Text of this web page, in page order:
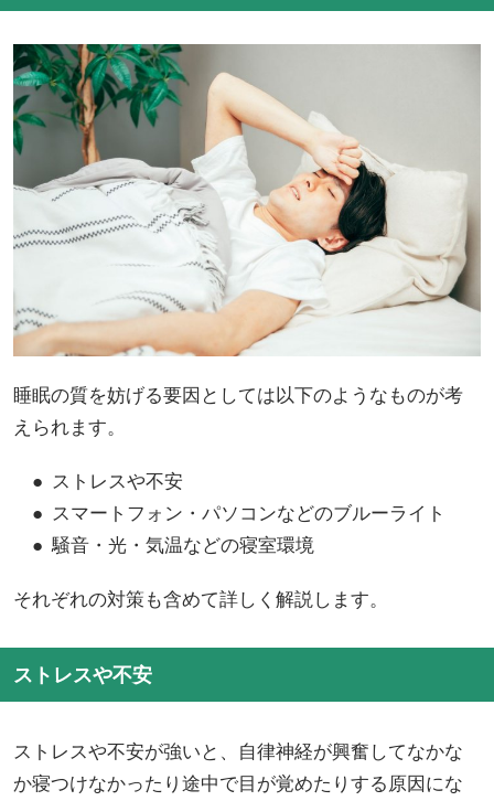
睡眠の質を妨げる要因としては以下のようなものが考
えられます。
● ストレスや不安
● スマートフォン・パソコンなどのブルーライト
● 騒音・光・気温などの寝室環境
それぞれの対策も含めて詳しく解説します。
ストレスや不安
ストレスや不安が強いと、自律神経が興奮してなかな
か寝つけなかったり途中で目が覚めたりする原因にな